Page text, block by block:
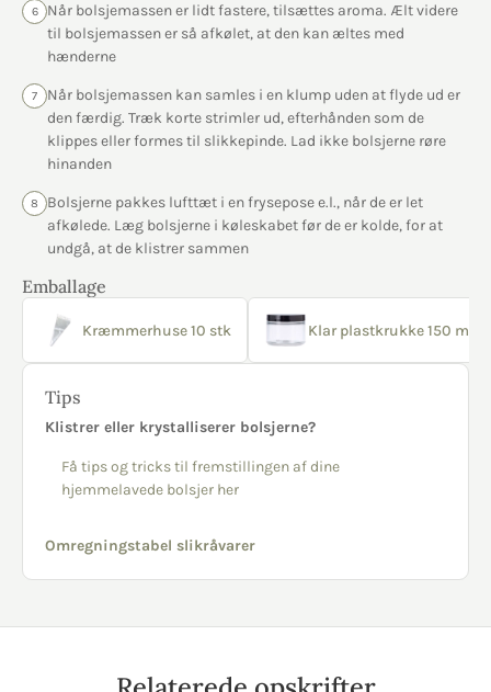
6
Når bolsjemassen er lidt fastere, tilsættes aroma. Ælt videre
til bolsjemassen er så afkølet, at den kan æltes med
hænderne
7
Når bolsjemassen kan samles i en klump uden at flyde ud er
den færdig. Træk korte strimler ud, efterhånden som de
klippes eller formes til slikkepinde. Lad ikke bolsjerne røre
hinanden
8
Bolsjerne pakkes lufttæt i en frysepose e.l., når de er let
afkølede. Læg bolsjerne i køleskabet før de er kolde, for at
undgå, at de klistrer sammen
Emballage
Kræmmerhuse 10 stk Klar plastkrukke 150 ml
Tips
Klistrer eller krystalliserer bolsjerne?
Få tips og tricks til fremstillingen af dine
hjemmelavede bolsjer her
Omregningstabel slikråvarer